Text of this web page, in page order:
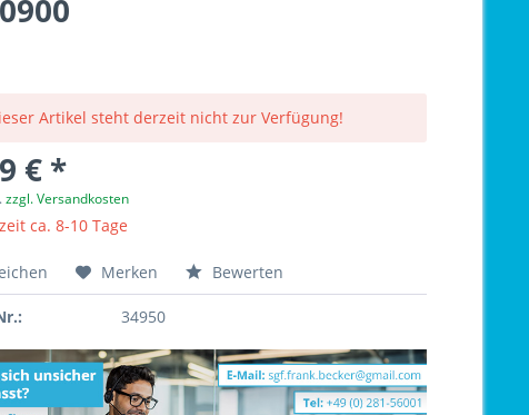
Artikel steht derzeit nicht zur Verfügung!
€ *
zzgl. Versandkosten
ca. 8-10 Tage
Merken Bewerten
34950